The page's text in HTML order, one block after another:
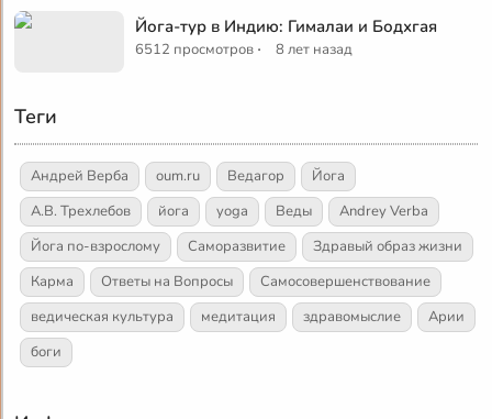
Йога-тур в Индию: Гималаи и Бодхгая
6512 просмотров · 8 лет назад
Теги
Андрей Верба oum.ru Ведагор
Йога
А.В. Трехлебов
йога yoga Веды
Andrey Verba
Йога по-взрослому
Саморазвитие
Здравый образ жизни
Карма
Ответы на Вопросы
Самосовершенствование
ведическая культура
медитация здравомыслие
Арии
боги